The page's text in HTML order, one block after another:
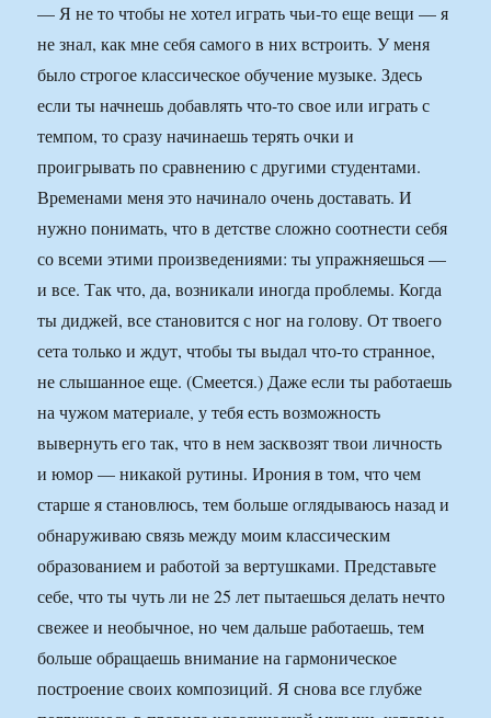
— Я не то чтобы не хотел играть чьи-то еще вещи — я
не знал, как мне себя самого в них встроить. У меня
было строгое классическое обучение музыке. Здесь
если ты начнешь добавлять что-то свое или играть с
темпом, то сразу начинаешь терять очки и
проигрывать по сравнению с другими студентами.
Временами меня это начинало очень доставать. И
нужно понимать, что в детстве сложно соотнести себя
со всеми этими произведениями: ты упражняешься —
и все. Так что, да, возникали иногда проблемы. Когда
ты диджей, все становится с ног на голову. От твоего
сета только и ждут, чтобы ты выдал что-то странное,
не слышанное еще. (Смеется.) Даже если ты работаешь
на чужом материале, у тебя есть возможность
вывернуть его так, что в нем засквозят твои личность
и юмор — никакой рутины. Ирония в том, что чем
старше я становлюсь, тем больше оглядываюсь назад и
обнаруживаю связь между моим классическим
образованием и работой за вертушками. Представьте
себе, что ты чуть ли не 25 лет пытаешься делать нечто
свежее и необычное, но чем дальше работаешь, тем
больше обращаешь внимание на гармоническое
построение своих композиций. Я снова все глубже